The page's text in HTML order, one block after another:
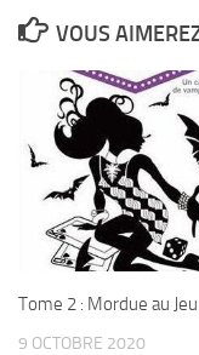
VOUS
Tome 2 : Mordue au Jeu
9 OCTOBRE 2020